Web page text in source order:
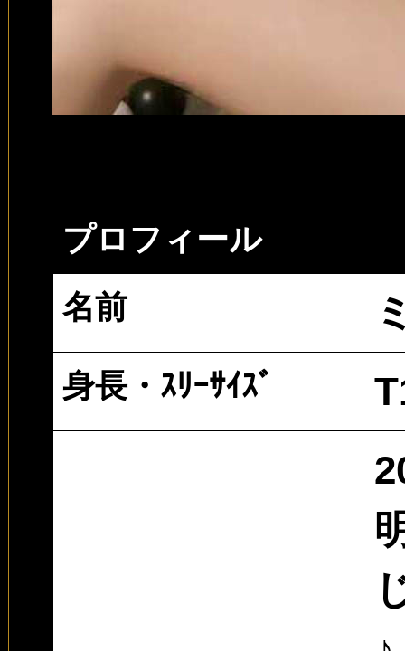
プロフィール
名前
身長・ｽﾘｰｻｲｽﾞ